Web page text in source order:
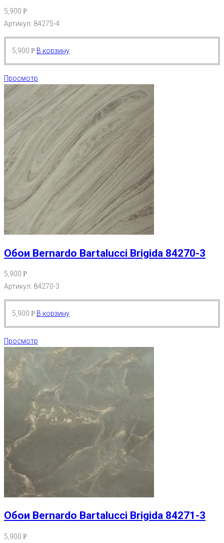
5,900 Р
Артикул: 84275-4
5,900 Р В корзину
Просмотр
Обои Bernardo Bartalucci Brigida 84270-3
5,900 Р
Артикул: 84270-3
5,900 Р В корзину
Просмотр
Обои Bernardo Bartalucci Brigida 84271-3
5,900 Р